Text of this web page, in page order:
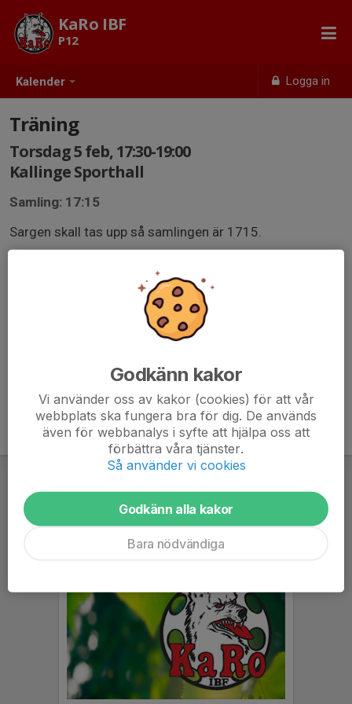
Kalender Logga in
KaRo IBF
P12
Träning
Torsdag 5 feb, 17:30-19:00
Kallinge Sporthall
Samling: 17:15
Sargen skall tas upp så samlingen är 1715.
Godkänn kakor
Vi använder oss av kakor (cookies) för att vår
webbplats ska fungera bra för dig. De används
även för webbanalys i syfte att hjälpa oss att
förbättra våra tjänster.
Så använder vi cookies
Godkänn alla kakor
Bara nödvändiga